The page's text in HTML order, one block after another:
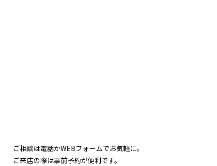
ご相談は電話かWEBフォームでお気軽に。
ご来店の際は事前予約が便利です。